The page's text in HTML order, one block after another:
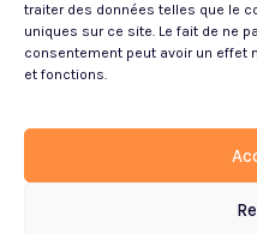
traiter des données telles que le
uniques sur ce site. Le fait de ne
consentement peut avoir un effet
et fonctions.
Politique de
CGV